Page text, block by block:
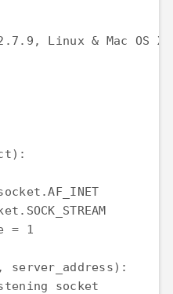
Linux & Mac OS X
= 1
server_address):
socket